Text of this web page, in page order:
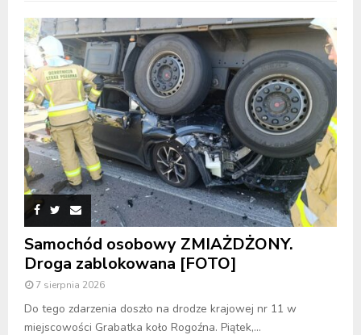
Samochód osobowy ZMIAŻDŻONY.
Droga zablokowana [FOTO]
7 sierpnia 2026
Do tego zdarzenia doszło na drodze krajowej nr 11 w
miejscowości Grabatka koło Rogoźna. Piątek,...